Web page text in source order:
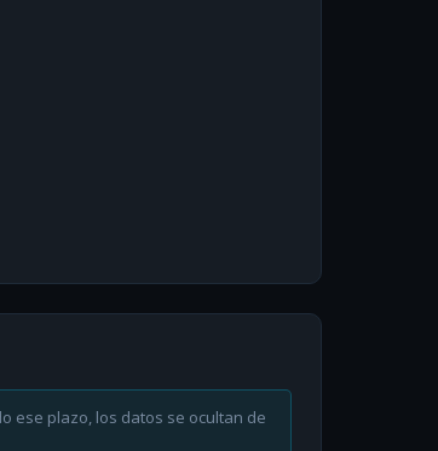
ese plazo, los datos se ocultan de